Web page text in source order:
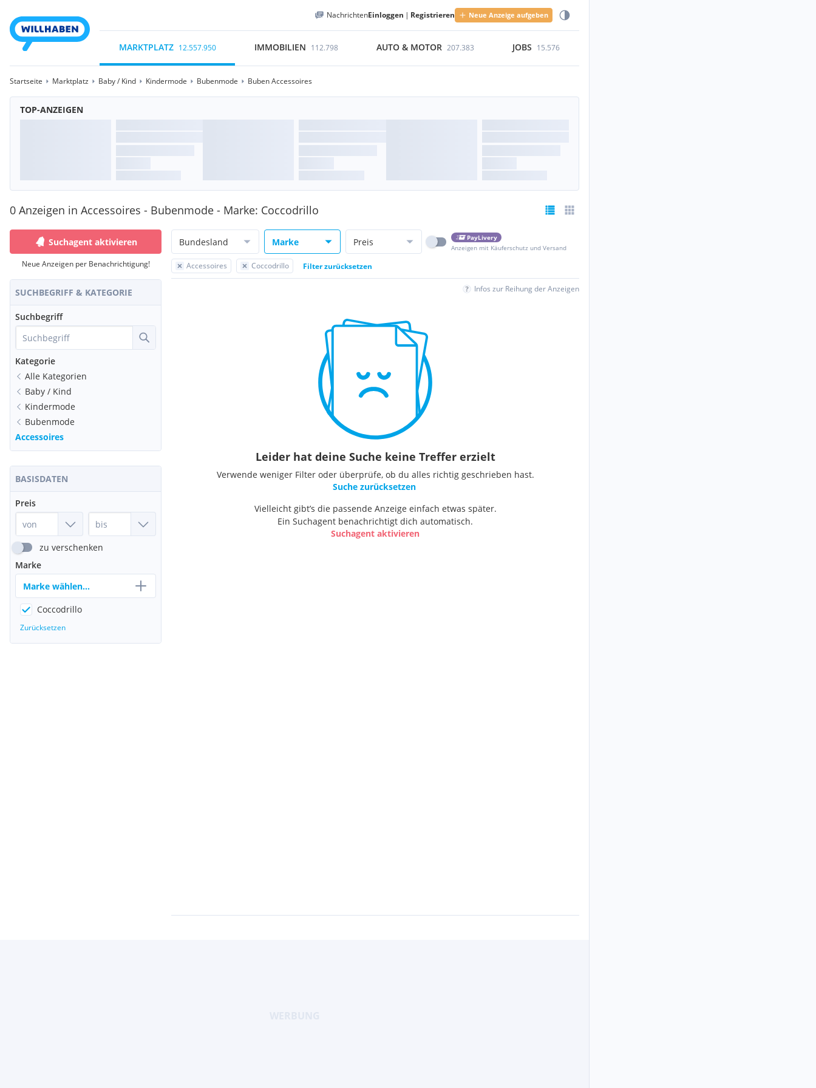
NachrichtenEinloggen | Registrieren Neue Anzeige aufgeben
MARKTPLATZ 12.557.950 IMMOBILIEN 112.798 AUTO & MOTOR 207.383 JOBS 15.576
Startseite Marktplatz Baby / Kind Kindermode Bubenmode Buben Accessoires
TOP-ANZEIGEN
0 Anzeigen in Accessoires - Bubenmode - Marke: Coccodrillo
Suchagent aktivieren
Neue Anzeigen per Benachrichtigung!
SUCHBEGRIFF & KATEGORIE
Suchbegriff
Kategorie
Alle Kategorien
Baby / Kind
Kindermode
Bubenmode
Accessoires
BASISDATEN
Preis
zu verschenken
Marke
Marke wählen...
Coccodrillo
Zurücksetzen
Bundesland Marke Preis
PayLivery
Anzeigen mit Käuferschutz und Versand
Accessoires Coccodrillo Filter zurücksetzen
Infos zur Reihung der Anzeigen
Leider hat deine Suche keine Treffer erzielt
Verwende weniger Filter oder überprüfe, ob du alles richtig geschrieben hast.
Suche zurücksetzen
Vielleicht gibt’s die passende Anzeige einfach etwas später.
Ein Suchagent benachrichtigt dich automatisch.
Suchagent aktivieren